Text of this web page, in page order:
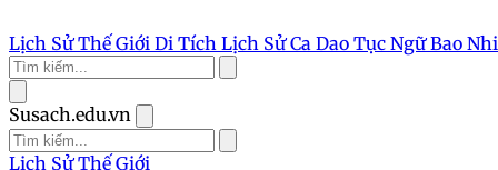
Lịch Sử Thế Giới Di Tích Lịch SửCa Dao Tục NgữBao
Susach.edu.vn
Lịch Sử Thế Giới